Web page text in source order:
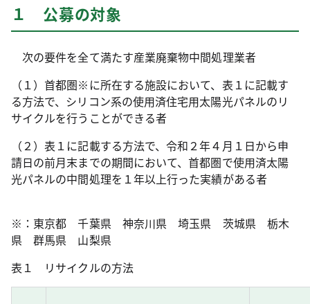
１ 公募の対象
次の要件を全て満たす産業廃棄物中間処理業者
（１）首都圏※に所在する施設において、表１に記載す
る方法で、シリコン系の使用済住宅用太陽光パネルのリ
サイクルを行うことができる者
（２）表１に記載する方法で、令和２年４月１日から申
請日の前月末までの期間において、首都圏で使用済太陽
光パネルの中間処理を１年以上行った実績がある者
※：東京都 千葉県 神奈川県 埼玉県 茨城県 栃木
県 群馬県 山梨県
表１ リサイクルの方法